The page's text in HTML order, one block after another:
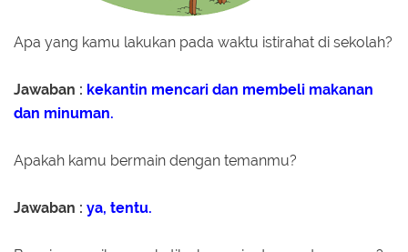
Apa yang kamu lakukan pada waktu istirahat di sekolah?
Jawaban : kekantin mencari dan membeli makanan
dan minuman.
Apakah kamu bermain dengan temanmu?
Jawaban : ya, tentu.